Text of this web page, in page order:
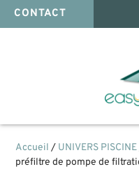
CONTACT
Accueil / UNIVERS PISCINE
préfiltre de pompe de